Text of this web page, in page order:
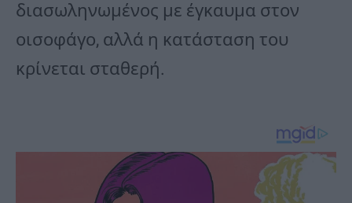
διασωληνωμένος με έγκαυμα στον
οισοφάγο, αλλά η κατάσταση του
κρίνεται σταθερή.